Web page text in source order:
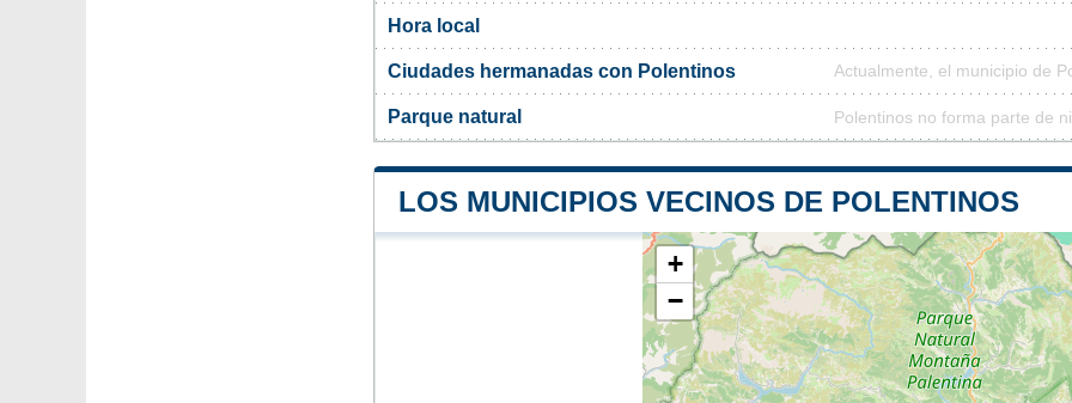
Hora local
Ciudades hermanadas con Polentinos Actualmente, el municipio de
Parque natural Polentinos no forma parte de
LOS MUNICIPIOS VECINOS DE POLENTINOS
+
−